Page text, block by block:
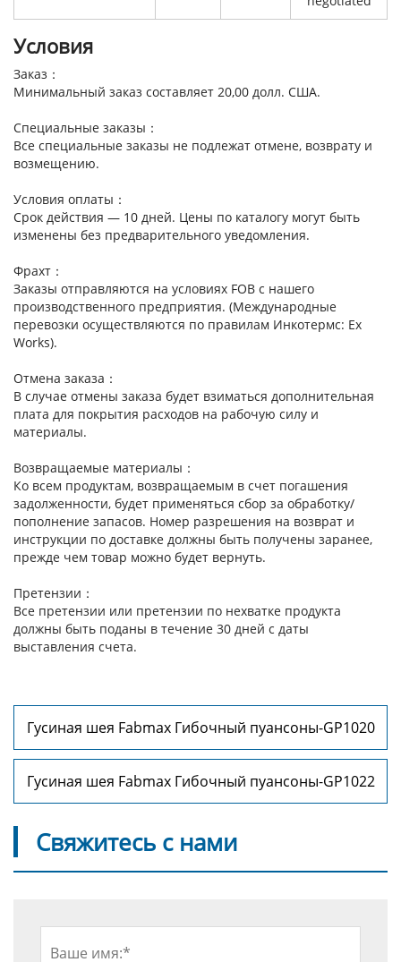
Условия
Заказ：
Минимальный заказ составляет 20,00 долл. США.
Специальные заказы：
Все специальные заказы не подлежат отмене, возврату и
возмещению.
Условия оплаты：
Срок действия — 10 дней. Цены по каталогу могут быть
изменены без предварительного уведомления.
Фрахт：
Заказы отправляются на условиях FOB с нашего
производственного предприятия. (Международные
перевозки осуществляются по правилам Инкотермс: Ex
Works).
Отмена заказа：
В случае отмены заказа будет взиматься дополнительная
плата для покрытия расходов на рабочую силу и
материалы.
Возвращаемые материалы：
Ко всем продуктам, возвращаемым в счет погашения
задолженности, будет применяться сбор за обработку/
пополнение запасов. Номер разрешения на возврат и
инструкции по доставке должны быть получены заранее,
прежде чем товар можно будет вернуть.
Претензии：
Все претензии или претензии по нехватке продукта
должны быть поданы в течение 30 дней с даты
выставления счета.
Гусиная шея Fabmax Гибочный пуансоны-GP1020
Гусиная шея Fabmax Гибочный пуансоны-GP1022
Свяжитесь с нами